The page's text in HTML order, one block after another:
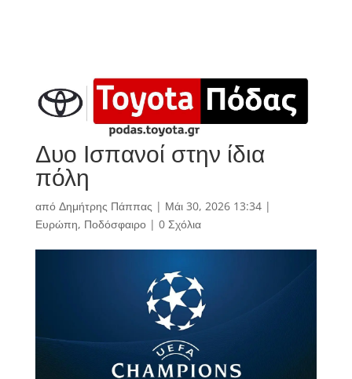
Δυο Ισπανοί στην ίδια
πόλη
από Δημήτρης Πάππας | Μάι 30, 2026 13:34|
Ευρώπη, Ποδόσφαιρο| 0 Σχόλια